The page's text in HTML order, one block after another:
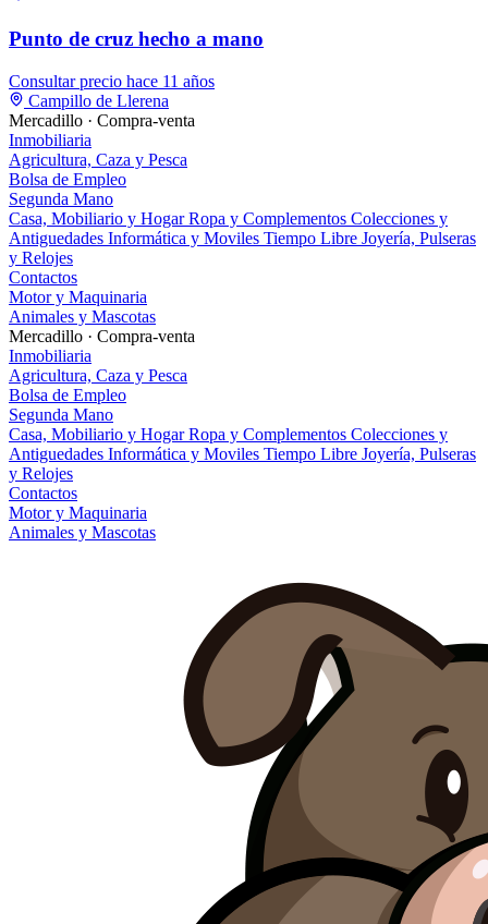
Punto de cruz hecho a mano
Consultar precio hace 11 años
Campillo de Llerena
Mercadillo · Compra-venta
Inmobiliaria
Agricultura, Caza y Pesca
Bolsa de Empleo
Segunda Mano
Casa, Mobiliario y HogarRopa y Complementos Colecciones y
Antiguedades Informática y Moviles Tiempo Libre Joyería, Pulseras
y Relojes
Contactos
Motor y Maquinaria
Animales y Mascotas
Mercadillo · Compra-venta
Inmobiliaria
Agricultura, Caza y Pesca
Bolsa de Empleo
Segunda Mano
Casa, Mobiliario y HogarRopa y Complementos Colecciones y
Antiguedades Informática y Moviles Tiempo Libre Joyería, Pulseras
y Relojes
Contactos
Motor y Maquinaria
Animales y Mascotas